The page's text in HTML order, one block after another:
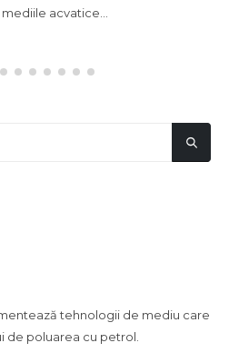
acvatice...
tehnologii de mediu care
de poluarea cu petrol.